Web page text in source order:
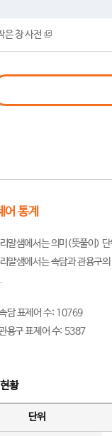
은 창 사전
어 통계
말샘에서는 의미(뜻풀이)
말샘에서는 속담과 관용구
담 표제어 수: 10769
용구 표제어 수: 5387
황
단위